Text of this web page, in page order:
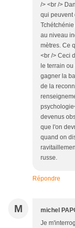
/> <br />
qui peuvent
au niveau
mètres. Ce
<br /> Ceci
le terrain ou
gagner la
de la
devenus
que l'on
quand on
russe.
Répondre
M michel
Je